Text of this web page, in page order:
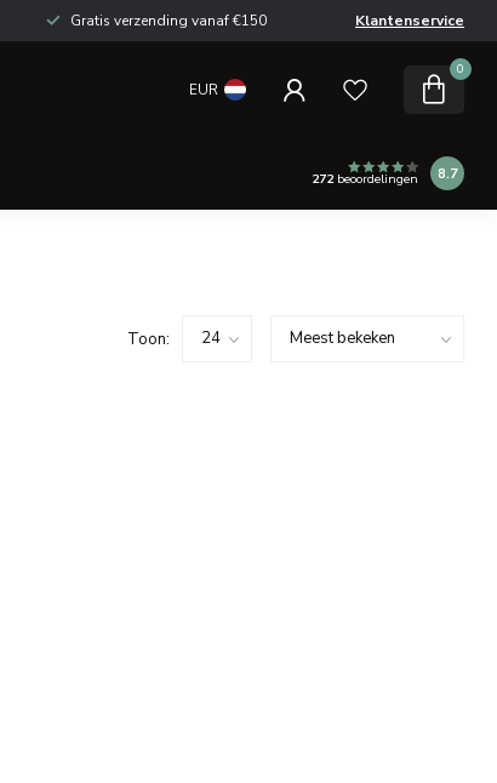
Gratis verzending vanaf €150 Klantenservice
EUR
0
272beoordelingen 8.7
Toon: